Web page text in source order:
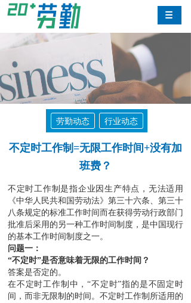
劳勤动态 行业动态
不定时工作制=无限工作时间+没有加
班费？
不定时工作制是指企业因生产特点，无法适用
《中华人民共和国劳动法》第三十六条、第三十
八条规定的标准工作时间而在获得劳动行政部门
批准后采用的另一种工作时间制度，是中国现行
的基本工作时间制度之一。
问题一：
“不定时”是否意味着无限的工作时间？
答案是否定的。
在不定时工作制中，“不定时”指的是不固定时
间，而非无限制的时间。不定时工作制所适用的